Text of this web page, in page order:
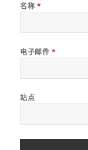
名称 *
电子邮件 *
站点